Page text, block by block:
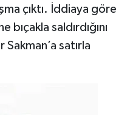
çıktı. İddiaya göre
bıçakla saldırdığını
satırla